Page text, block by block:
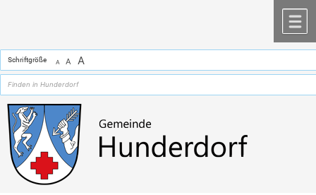
Schriftgröße A A A